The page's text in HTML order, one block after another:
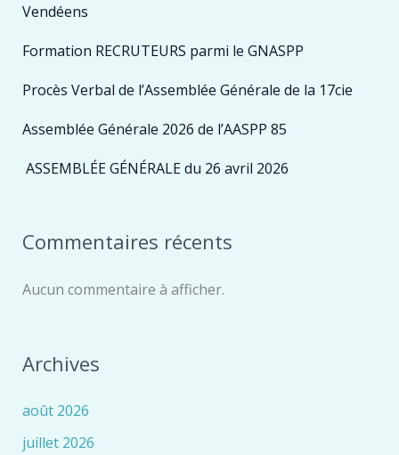
Vendéens
Formation RECRUTEURS parmi le GNASPP
Procès Verbal de l’Assemblée Générale de la 17cie
Assemblée Générale 2026 de l’AASPP 85
ASSEMBLÉE GÉNÉRALE du 26 avril 2026
Commentaires récents
Aucun commentaire à afficher.
Archives
août 2026
juillet 2026